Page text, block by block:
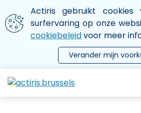
Aller au contenu principal
We gebruiken cookies
Actiris gebruikt
surfervaring op onze
cookiebeleidvoor meer
Verander mijn
le menu